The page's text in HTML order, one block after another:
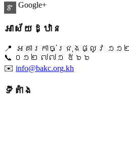
Google+
អាស័យដ្ឋាន
📍 អគារកាច់ជ្រុងផ្លូវ ១
📞 ​០១២ ៧៧១ ៥៦៦
✉️ info@bakc.org.kh
ទីតាំង